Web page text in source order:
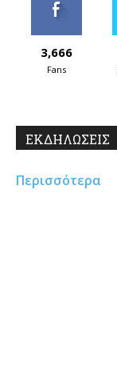
3,666
Fans
ΕΚΔΗΛΩΣΕΙΣ
Περισσότερα